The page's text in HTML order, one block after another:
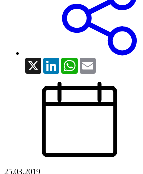
X LinkedInWhatsApp
25.03.2019